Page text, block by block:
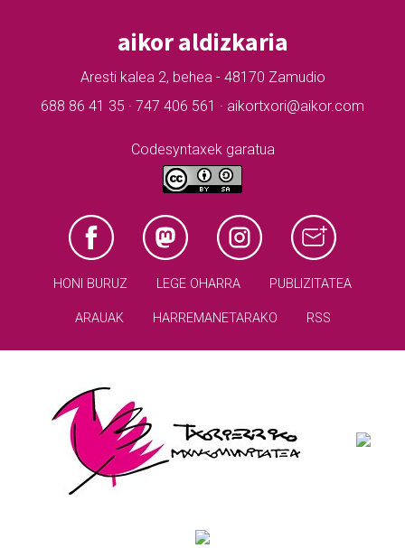
aikor aldizkaria
Aresti kalea 2, behea - 48170 Zamudio
688 86 41 35 · 747 406 561 · aikortxori@aikor.com
Codesyntaxek garatua
HONI BURUZ LEGE OHARRA PUBLIZITATEA
ARAUAK HARREMANETARAKO RSS